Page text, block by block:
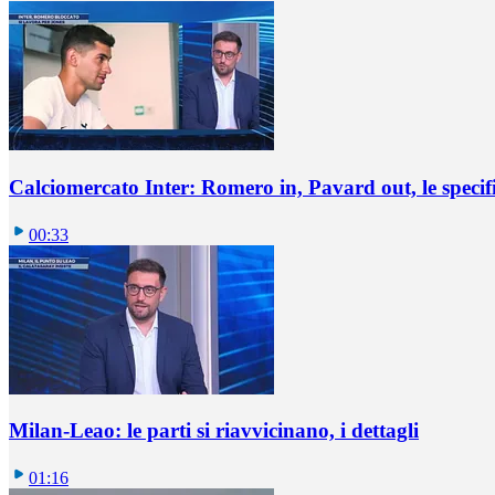
Calciomercato Inter: Romero in, Pavard out, le
00:33
Milan-Leao: le parti si riavvicinano, i dettagli
01:16